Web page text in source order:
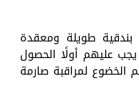
طويلة ومعقدة
يجب عليهم أولًا الحصول
الخضوع لمراقبة صارمة